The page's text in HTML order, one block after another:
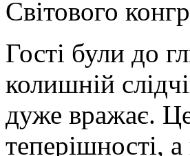
Світового
Гості були до
колишній
дуже вражає.
теперішності,